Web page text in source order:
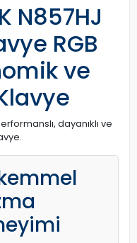
N857HJ
RGB
ve
dayanıklı ve